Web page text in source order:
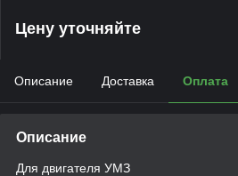
Цену уточняйте
Описание Доставка Оплата
Описание
Для двигателя УМЗ